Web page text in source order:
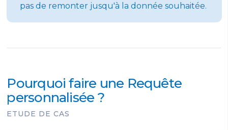
pas de remonter jusqu'à la donnée souhaitée.
Pourquoi faire une Requête
personnalisée ?
ETUDE DE CAS